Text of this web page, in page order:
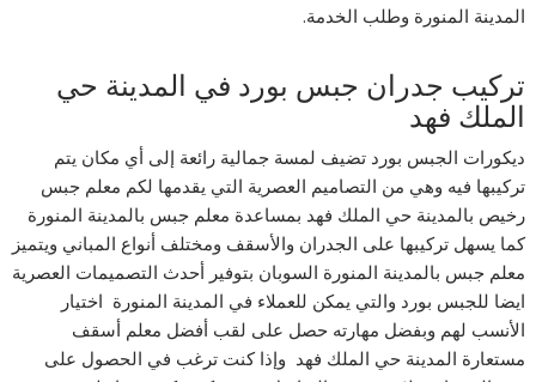
المدينة المنورة وطلب الخدمة.
تركيب جدران جبس بورد في المدينة حي
الملك فهد
ديكورات الجبس بورد تضيف لمسة جمالية رائعة إلى أي مكان يتم
تركيبها فيه وهي من التصاميم العصرية التي يقدمها لكم معلم جبس
رخيص بالمدينة حي الملك فهد بمساعدة معلم جبس بالمدينة المنورة
كما يسهل تركيبها على الجدران والأسقف ومختلف أنواع المباني ويتميز
معلم جبس بالمدينة المنورة السوبان بتوفير أحدث التصميمات العصرية
ايضا للجبس بورد والتي يمكن للعملاء في المدينة المنورة اختيار
الأنسب لهم وبفضل مهارته حصل على لقب أفضل معلم أسقف
مستعارة المدينة حي الملك فهد وإذا كنت ترغب في الحصول على